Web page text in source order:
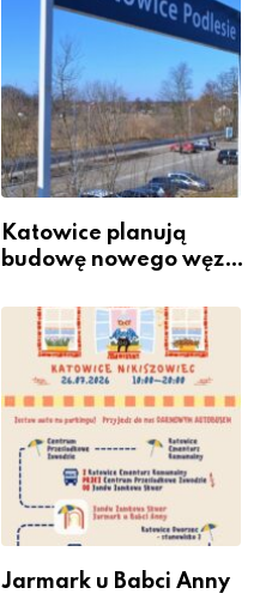
Katowice planują
budowę nowego węzła
Podlesiu
Jarmark u Babci Anny